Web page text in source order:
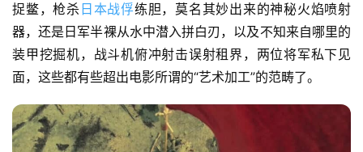
捉鳖，枪杀 日本战俘练胆，莫名其妙出来的神秘火焰喷射
器，还是日军半裸从水中潜入拼白刃，以及不知来自哪里的
装甲挖掘机，战斗机俯冲射击误射租界，两位将军私下见
面，这些都有些超出电影所谓的“艺术加工”的范畴了。